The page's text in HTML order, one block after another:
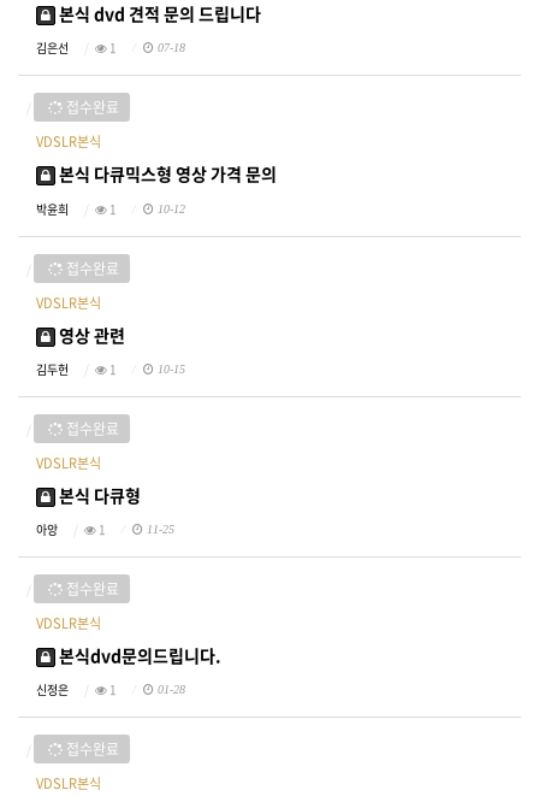
본식 dvd 견적 문의 드립니다
김은선 1 07-18
접수완료
VDSLR본식
본식 다큐믹스형 영상 가격 문의
박윤희 1 10-12
접수완료
VDSLR본식
영상 관련
김두헌 1 10-15
접수완료
VDSLR본식
본식 다큐형
아앙 1 11-25
접수완료
VDSLR본식
본식dvd문의드립니다.
신정은 1 01-28
접수완료
VDSLR본식